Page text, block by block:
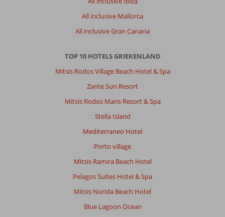
All inclusive Mallorca
All inclusive Gran Canaria
TOP 10 HOTELS GRIEKENLAND
Mitsis Rodos Village Beach Hotel & Spa
Zante Sun Resort
Mitsis Rodos Maris Resort & Spa
Stella Island
Mediterraneo Hotel
Porto village
Mitsis Ramira Beach Hotel
Pelagos Suites Hotel & Spa
Mitsis Norida Beach Hotel
Blue Lagoon Ocean